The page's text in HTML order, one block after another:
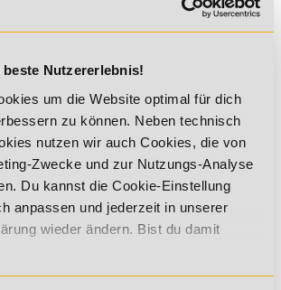
Nutzererlebnis!
um die Website optimal für dich
zu können. Neben technisch
nutzen wir auch Cookies, die von
Zwecke und zur Nutzungs-Analyse
Du kannst die Cookie-Einstellung
anpassen und jederzeit in unserer
wieder ändern. Bist du damit
of Sports bieten Online-Weiterbildungen
für jedes Niveau bis hin zu
und zugelassenen Ausbildungen, alle
du nahezu komplett orts- und
Alles, was du benötigst, sind
einen Computer/Laptop/Tablet mit
und die richtige Lizenz für dich. Mit der
hast du einen starken Begleiter auf dem
und/oder zu einer erfolgreichen
geprüfter und zertifizierter Trainer.
Lizenzen kannst